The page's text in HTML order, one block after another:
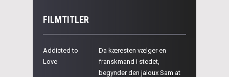
FILMTITLER
Addicted to
Love
Da kæresten vælger en
franskmand i stedet,
begynder den jaloux Sam at